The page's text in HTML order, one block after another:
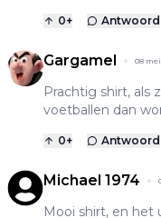
0+ Antwoord
Gargamel 08 mei
Prachtig shirt, als
voetballen dan
0+ Antwoord
Michael 1974
Mooi shirt, en het